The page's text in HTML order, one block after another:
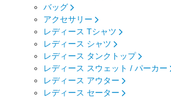
バッグ
アクセサリー
レディース Tシャツ
レディース シャツ
レディース タンクトップ
レディース スウェット / パーカー
レディース アウター
レディース セーター